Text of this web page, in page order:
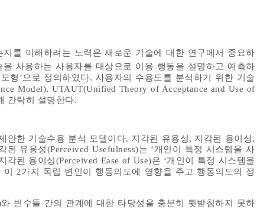
를 이해하려는 노력은 새로운 기술에 대한 연구에서 중요하
사용하는 사용자를 대상으로 이용 행동을 설명하고 예측하
형’으로 정의하였다. 사용자의 수용도를 분석하기 위한 기술
Model), UTAUT(Unified Theory of Acceptance and Use of
간략히 설명한다.
안한 기술수용 분석 모델이다. 지각된 유용성, 지각된 용이성,
유용성(Perceived Usefulness)는 ‘개인이 특정 시스템을 사
된 용이성(Perceived Ease of Use)은 ‘개인이 특정 시스템을
2가지 독립 변인이 행동의도에 영향을 주고 행동의도의 정
변수들 간의 관계에 대한 타당성을 충분히 뒷받침하지 못하